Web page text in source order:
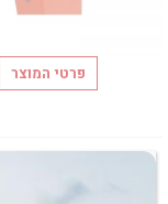
פרטי המוצר